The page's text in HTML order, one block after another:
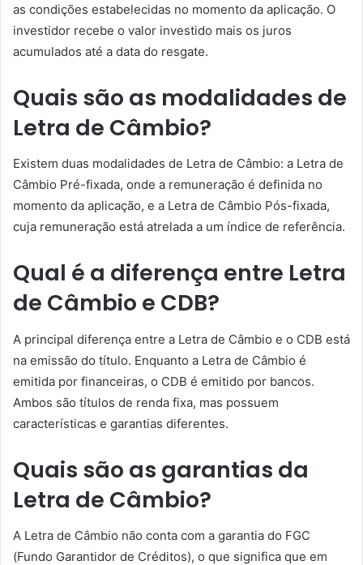
as condições estabelecidas no momento da aplicação. O
investidor recebe o valor investido mais os juros
acumulados até a data do resgate.
Quais são as modalidades de
Letra de Câmbio?
Existem duas modalidades de Letra de Câmbio: a Letra de
Câmbio Pré-fixada, onde a remuneração é definida no
momento da aplicação, e a Letra de Câmbio Pós-fixada,
cuja remuneração está atrelada a um índice de referência.
Qual é a diferença entre Letra
de Câmbio e CDB?
A principal diferença entre a Letra de Câmbio e o CDB está
na emissão do título. Enquanto a Letra de Câmbio é
emitida por financeiras, o CDB é emitido por bancos.
Ambos são títulos de renda fixa, mas possuem
características e garantias diferentes.
Quais são as garantias da
Letra de Câmbio?
A Letra de Câmbio não conta com a garantia do FGC
(Fundo Garantidor de Créditos), o que significa que em